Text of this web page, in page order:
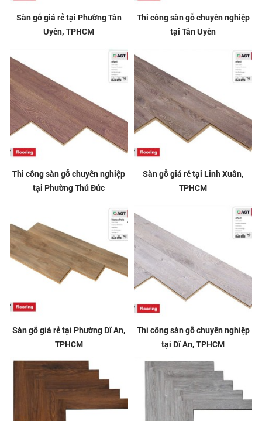
Sàn gỗ giá rẻ tại Phường Tân
Uyên, TPHCM
Thi công sàn gỗ chuyên nghiệp
tại Tân Uyên
Thi công sàn gỗ chuyên nghiệp
tại Phường Thủ Đức
Sàn gỗ giá rẻ tại Linh Xuân,
TPHCM
Sàn gỗ giá rẻ tại Phường Dĩ An,
TPHCM
Thi công sàn gỗ chuyên nghiệp
tại Dĩ An, TPHCM